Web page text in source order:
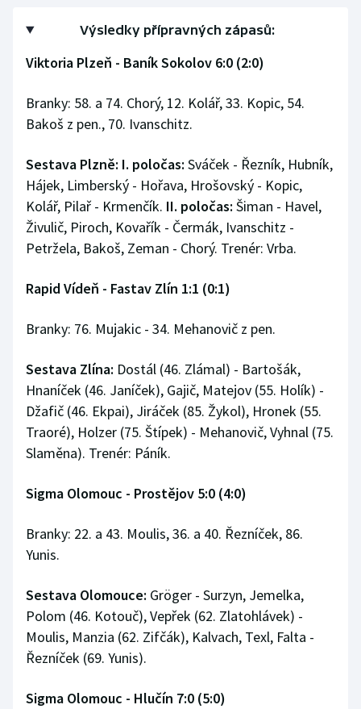
Výsledky přípravných zápasů:
Viktoria Plzeň - Baník Sokolov 6:0 (2:0)
Branky: 58. a 74. Chorý, 12. Kolář, 33. Kopic, 54.
Bakoš z pen., 70. Ivanschitz.
Sestava Plzně: I. poločas: Sváček - Řezník, Hubník,
Hájek, Limberský - Hořava, Hrošovský - Kopic,
Kolář, Pilař - Krmenčík. II. poločas: Šiman - Havel,
Živulič, Piroch, Kovařík - Čermák, Ivanschitz -
Petržela, Bakoš, Zeman - Chorý. Trenér: Vrba.
Rapid Vídeň - Fastav Zlín 1:1 (0:1)
Branky: 76. Mujakic - 34. Mehanovič z pen.
Sestava Zlína: Dostál (46. Zlámal) - Bartošák,
Hnaníček (46. Janíček), Gajič, Matejov (55. Holík) -
Džafič (46. Ekpai), Jiráček (85. Žykol), Hronek (55.
Traoré), Holzer (75. Štípek) - Mehanovič, Vyhnal (75.
Slaměna). Trenér: Páník.
Sigma Olomouc - Prostějov 5:0 (4:0)
Branky: 22. a 43. Moulis, 36. a 40. Řezníček, 86.
Yunis.
Sestava Olomouce: Gröger - Surzyn, Jemelka,
Polom (46. Kotouč), Vepřek (62. Zlatohlávek) -
Moulis, Manzia (62. Zifčák), Kalvach, Texl, Falta -
Řezníček (69. Yunis).
Sigma Olomouc - Hlučín 7:0 (5:0)